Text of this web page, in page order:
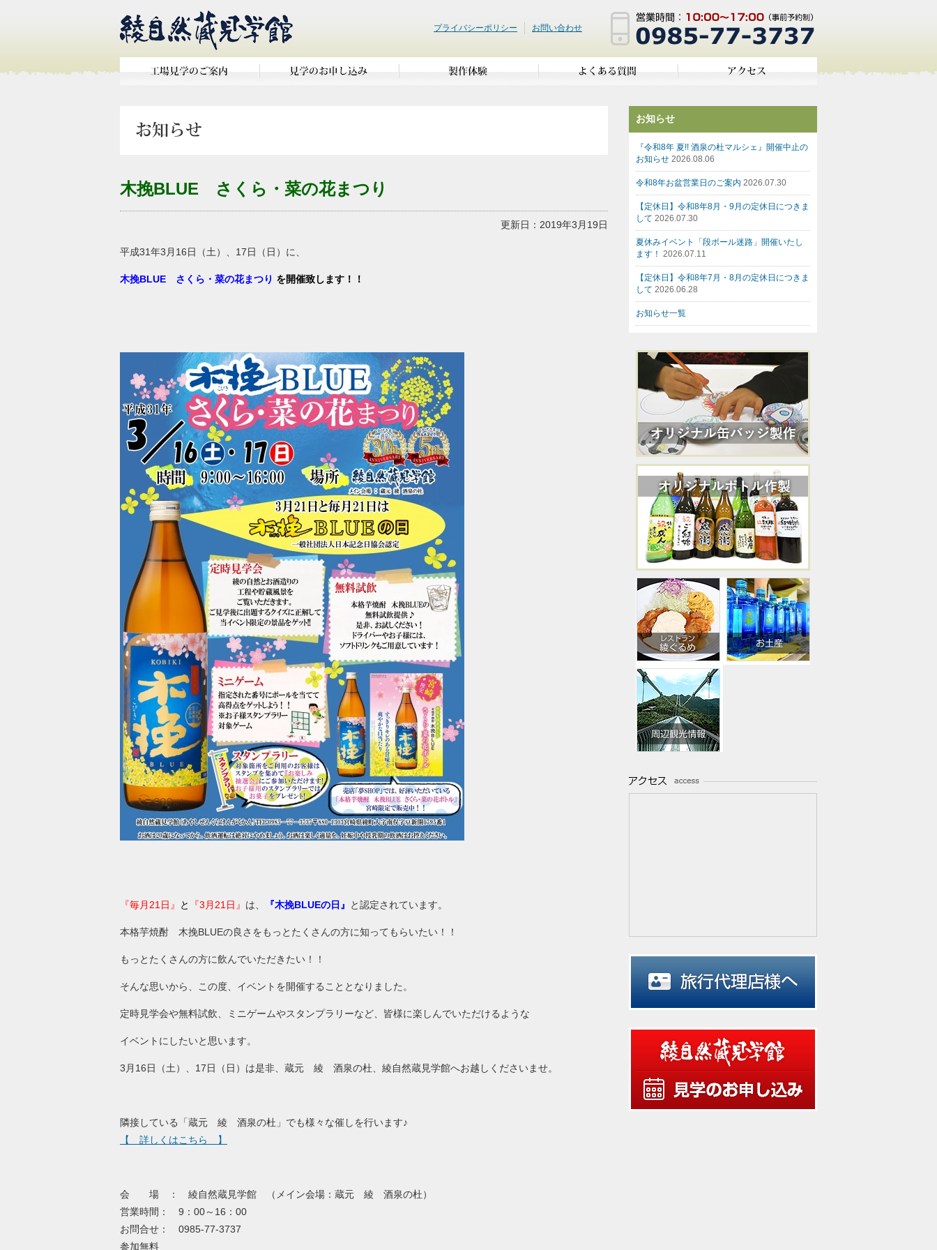
プライバシーポリシー お問い合わせ
木挽BLUE さくら・菜の花まつり
更新日：2019年3月19日
平成31年3月16日（土）、17日（日）に、
木挽BLUE さくら・菜の花まつり を開催致します！！
『毎月21日』 と 『3月21日』 は、 『木挽BLUEの日』 と認定されています。
本格芋焼酎 木挽BLUEの良さをもっとたくさんの方に知ってもらいたい！！
もっとたくさんの方に飲んでいただきたい！！
そんな思いから、この度、イベントを開催することとなりました。
定時見学会や無料試飲、ミニゲームやスタンプラリーなど、皆様に楽しんでいただけるような
イベントにしたいと思います。
3月16日（土）、17日（日）は是非、蔵元 綾 酒泉の杜、綾自然蔵見学館へお越しくださいませ。
隣接している「蔵元 綾 酒泉の杜」でも様々な催しを行います♪
【 詳しくはこちら 】
会 場 ： 綾自然蔵見学館 （メイン会場：蔵元 綾 酒泉の杜）
営業時間： 9：00～16：00
お問合せ： 0985-77-3737
参加無料
お知らせ
『令和8年 夏!! 酒泉の杜マルシェ』開催中止の
お知らせ 2026.08.06
令和8年お盆営業日のご案内 2026.07.30
【定休日】令和8年8月・9月の定休日につきま
して 2026.07.30
夏休みイベント「段ボール迷路」開催いたし
ます！ 2026.07.11
【定休日】令和8年7月・8月の定休日につきま
して 2026.06.28
お知らせ一覧